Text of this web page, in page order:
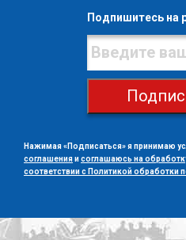
Подпишитесь на
Нажимая «Подписаться» я принимаю
соглашенияисоглашаюсь на
соответствии с Политикой